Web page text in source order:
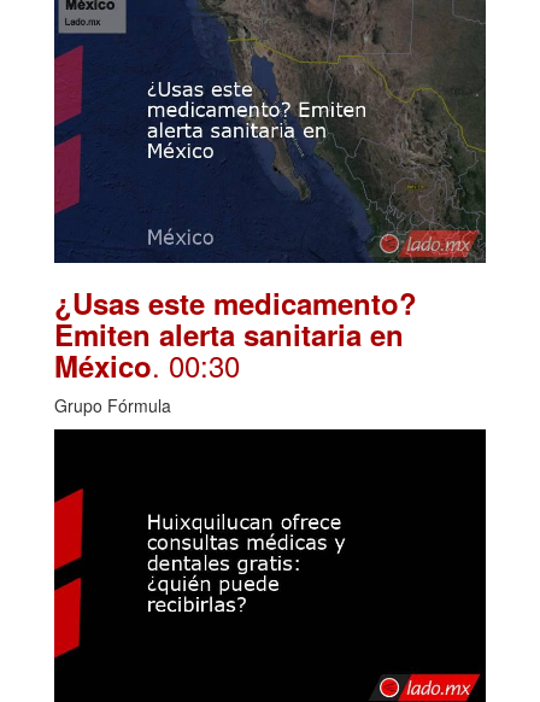
¿Usas este medicamento?
Emiten alerta sanitaria en
México. 00:30
Grupo Fórmula